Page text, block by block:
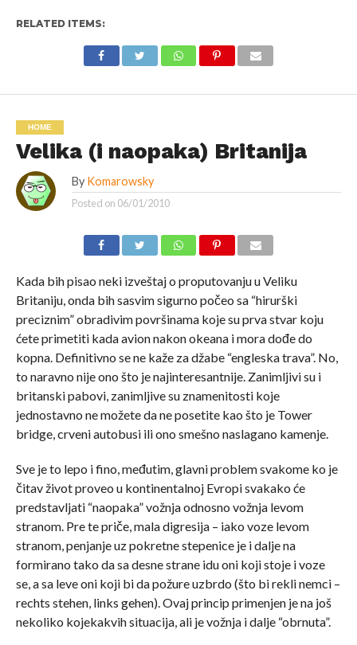
RELATED ITEMS:
HOME
Velika (i naopaka) Britanija
By Komarowsky
Posted on 06/01/2010
Kada bih pisao neki izveštaj o proputovanju u Veliku
Britaniju, onda bih sasvim sigurno počeo sa “hirurški
preciznim” obradivim površinama koje su prva stvar koju
ćete primetiti kada avion nakon okeana i mora dođe do
kopna. Definitivno se ne kaže za džabe “engleska trava”. No,
to naravno nije ono što je najinteresantnije. Zanimljivi su i
britanski pabovi, zanimljive su znamenitosti koje
jednostavno ne možete da ne posetite kao što je Tower
bridge, crveni autobusi ili ono smešno naslagano kamenje.
Sve je to lepo i fino, međutim, glavni problem svakome ko je
čitav život proveo u kontinentalnoj Evropi svakako će
predstavljati “naopaka” vožnja odnosno vožnja levom
stranom. Pre te priče, mala digresija – iako voze levom
stranom, penjanje uz pokretne stepenice je i dalje na
formirano tako da sa desne strane idu oni koji stoje i voze
se, a sa leve oni koji bi da požure uzbrdo (što bi rekli nemci –
rechts stehen, links gehen). Ovaj princip primenjen je na još
nekoliko kojekakvih situacija, ali je vožnja i dalje “obrnuta”.